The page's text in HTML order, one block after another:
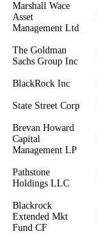
Marshall Wace
Asset
Management Ltd
The Goldman
Sachs Group Inc
BlackRock Inc
State Street Corp
Brevan Howard
Capital
Management LP
Pathstone
Holdings LLC
Blackrock
Extended Mkt
Fund CF